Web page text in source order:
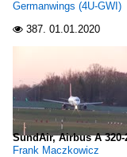
Germanwings (4U-GWI)
 387. 01.01.2020
SundAir, Airbus A 320-
Frank Maczkowicz